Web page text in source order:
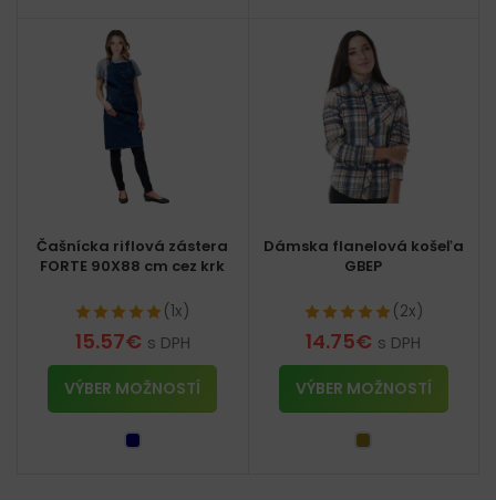
Čašnícka riflová zástera
FORTE 90X88 cm cez krk
(1x)
15.57€ s DPH
VÝBER MOŽNOSTÍ
Dámska flanelová košeľa
GBEP
(2x)
14.75€ s DPH
VÝBER MOŽNOSTÍ